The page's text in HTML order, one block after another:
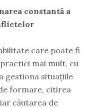
constantă a
care poate fi
mai mult, cu
gestiona situațiile
formare, citirea
căutarea de